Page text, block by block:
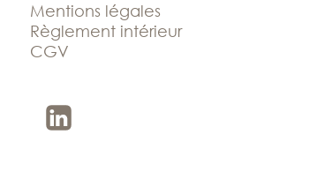
Mentions légales
Règlement intérieur
CGV